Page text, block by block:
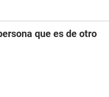
que es de otro